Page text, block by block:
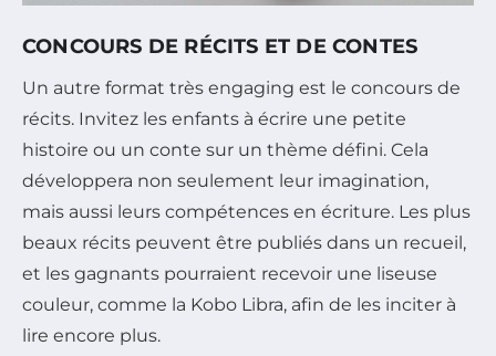
CONCOURS DE RÉCITS ET DE CONTES
Un autre format très engaging est le concours de
récits. Invitez les enfants à écrire une petite
histoire ou un conte sur un thème défini. Cela
développera non seulement leur imagination,
mais aussi leurs compétences en écriture. Les plus
beaux récits peuvent être publiés dans un recueil,
et les gagnants pourraient recevoir une liseuse
couleur, comme la Kobo Libra, afin de les inciter à
lire encore plus.